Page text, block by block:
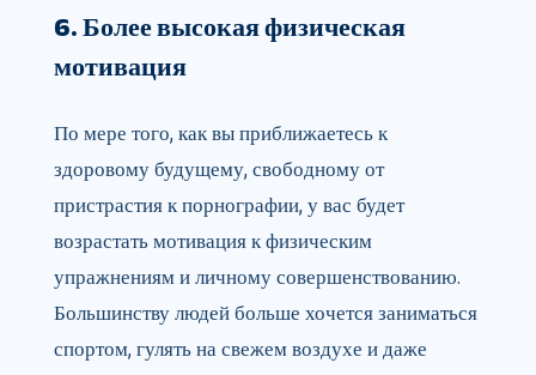
6. Более высокая физическая
мотивация
По мере того, как вы приближаетесь к
здоровому будущему, свободному от
пристрастия к порнографии, у вас будет
возрастать мотивация к физическим
упражнениям и личному совершенствованию.
Большинству людей больше хочется заниматься
спортом, гулять на свежем воздухе и даже